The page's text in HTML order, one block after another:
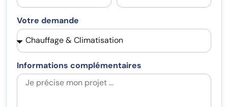
Votre demande
Informations complémentaires